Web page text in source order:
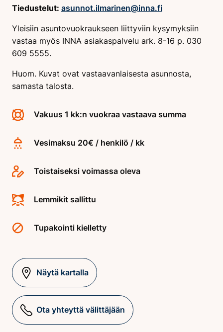
Tiedustelut: asunnot.ilmarinen@inna.fi
Yleisiin asuntovuokraukseen liittyviin kysymyksiin
vastaa myös INNA asiakaspalvelu ark. 8-16 p. 030
609 5555.
Huom. Kuvat ovat vastaavanlaisesta asunnosta,
samasta talosta.
Vakuus 1 kk:n vuokraa vastaava summa
Vesimaksu 20€ / henkilö / kk
Toistaiseksi voimassa oleva
Lemmikit sallittu
Tupakointi kielletty
Näytä kartalla
Ota yhteyttä välittäjään